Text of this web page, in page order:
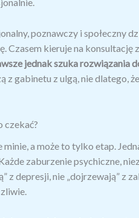
poznawczy i społeczny
Czasem kieruje na konsultację
jednak szuka rozwiązania
z gabinetu z ulgą, nie dlatego,
czekać?
a może to tylko etap.
zaburzenie psychiczne,
z depresji, nie „dojrzewają” z